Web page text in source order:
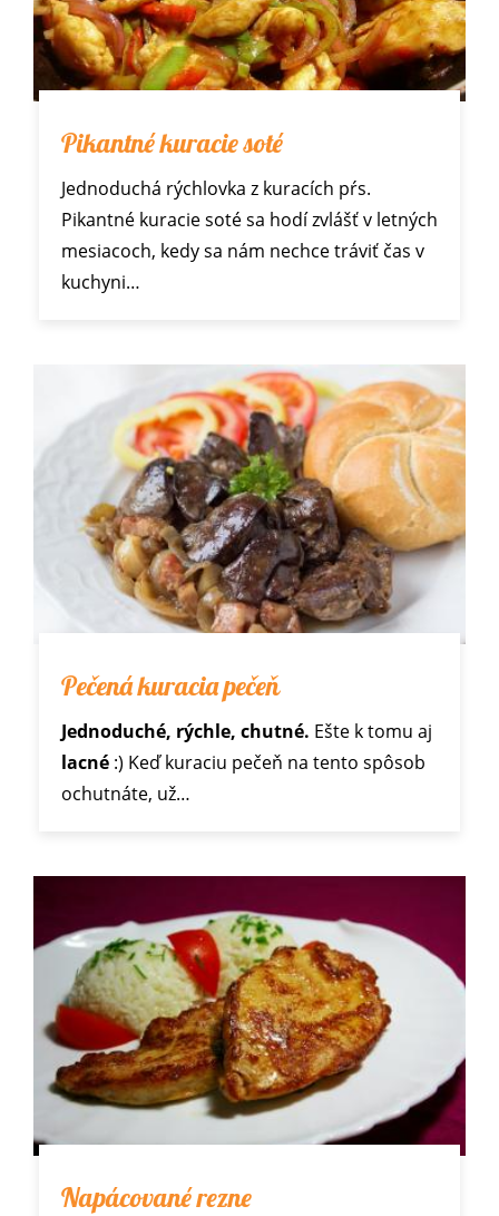
Pikantné kuracie soté
Jednoduchá rýchlovka z kuracích pŕs.
Pikantné kuracie soté sa hodí zvlášť v letných
mesiacoch, kedy sa nám nechce tráviť čas v
kuchyni…
Pečená kuracia pečeň
Jednoduché, rýchle, chutné. Ešte k tomu aj
lacné :) Keď kuraciu pečeň na tento spôsob
ochutnáte, už…
Napácované rezne